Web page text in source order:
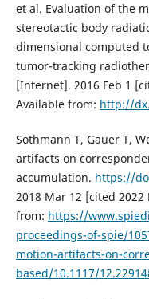
et al. Evaluation of the
stereotactic body
dimensional computed
tumor-tracking
[Internet]. 2016 Feb 1
Available from: http://
Sothmann T, Gauer T,
artifacts on
accumulation. https://
2018 Mar 12 [cited 2022
from: https://
proceedings-of-spie/
motion-artifacts-on-
based/10.1117/